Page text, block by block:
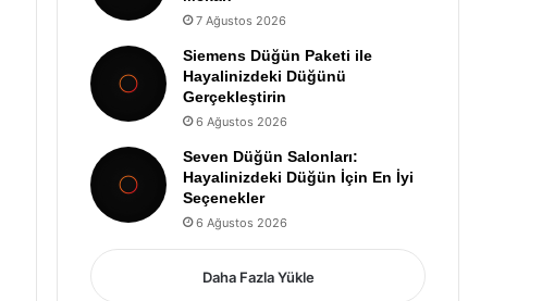
7 Ağustos 2026
Siemens Düğün Paketi ile
Hayalinizdeki Düğünü
Gerçekleştirin
6 Ağustos 2026
Seven Düğün Salonları:
Hayalinizdeki Düğün İçin En İyi
Seçenekler
6 Ağustos 2026
Daha Fazla Yükle